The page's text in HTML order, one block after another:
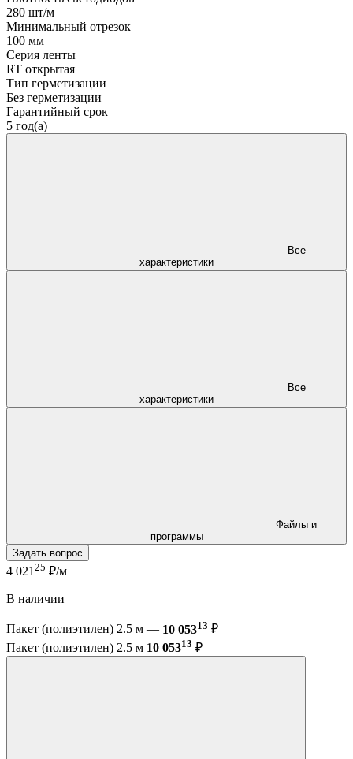
280 шт/м
Минимальный отрезок
100 мм
Серия ленты
RT открытая
Тип герметизации
Без герметизации
Гарантийный срок
5 год(а)
характеристики
характеристики
программы
Задать вопрос
4 021 25 ₽/м
В наличии
Пакет (полиэтилен) 2.5 м — 10 05313 ₽
Пакет (полиэтилен) 2.5 м 10 05313 ₽